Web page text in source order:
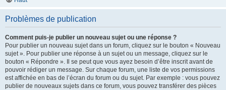
Problèmes de publication
Comment puis-je publier un nouveau sujet ou une réponse ?
Pour publier un nouveau sujet dans un forum, cliquez sur le bouton « Nouveau
sujet ». Pour publier une réponse à un sujet ou un message, cliquez sur le
bouton « Répondre ». Il se peut que vous ayez besoin d’être inscrit avant de
pouvoir rédiger un message. Sur chaque forum, une liste de vos permissions
est affichée en bas de l’écran du forum ou du sujet. Par exemple : vous pouvez
publier de nouveaux sujets dans ce forum, vous pouvez transférer des pièces